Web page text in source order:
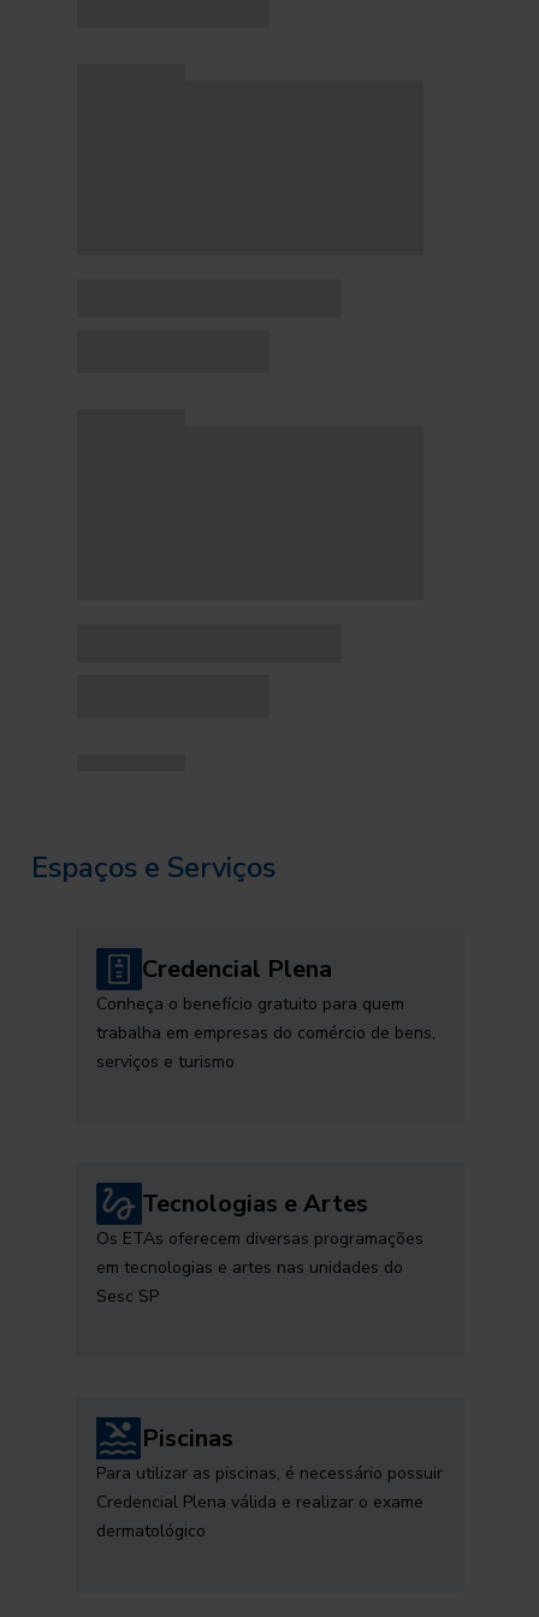
Espaços e Serviços
Credencial Plena
Conheça o benefício gratuito para quem
trabalha em empresas do comércio de bens,
serviços e turismo
Tecnologias e Artes
Os ETAs oferecem diversas programações
em tecnologias e artes nas unidades do
Sesc SP
Piscinas
Para utilizar as piscinas, é necessário possuir
Credencial Plena válida e realizar o exame
dermatológico